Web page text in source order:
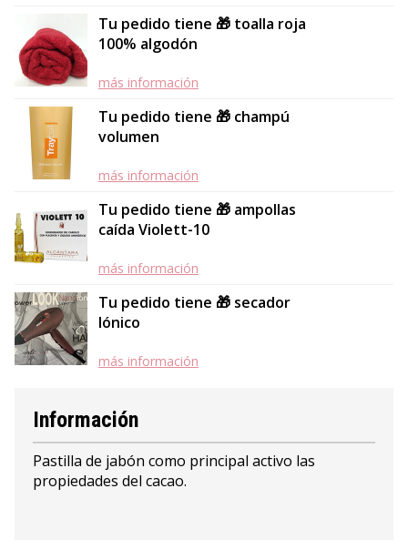
Tu pedido tiene 🎁 toalla roja
100% algodón
más información
Tu pedido tiene 🎁 champú
volumen
más información
Tu pedido tiene 🎁 ampollas
caída Violett-10
más información
Tu pedido tiene 🎁 secador
Iónico
más información
Información
Pastilla de jabón como principal activo las
propiedades del cacao.